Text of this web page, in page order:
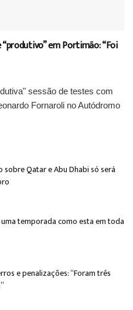
em Portimão: “Foi
sessão de testes com
Fornaroli no Autódromo
sobre Qatar e Abu Dhabi só será
uma temporada como esta em toda
e penalizações: “Foram três